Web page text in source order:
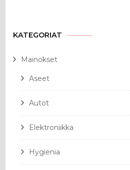
KATEGORIAT
Mainokset
Aseet
Autot
Elektroniikka
Hygienia